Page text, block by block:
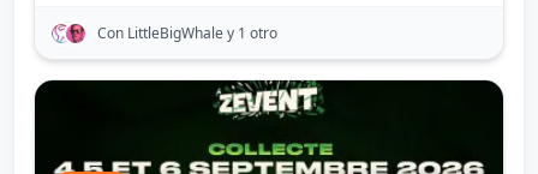
Con LittleBigWhaley 1 otro